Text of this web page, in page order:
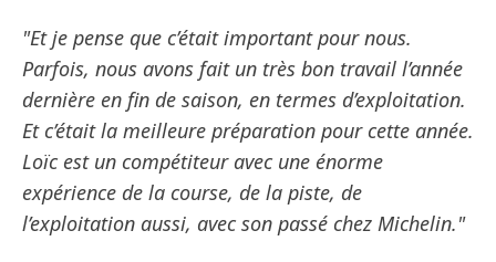
"Et je pense que c’était important pour nous.
Parfois, nous avons fait un très bon travail l’année
dernière en fin de saison, en termes d’exploitation.
Et c’était la meilleure préparation pour cette année.
Loïc est un compétiteur avec une énorme
expérience de la course, de la piste, de
l’exploitation aussi, avec son passé chez Michelin."